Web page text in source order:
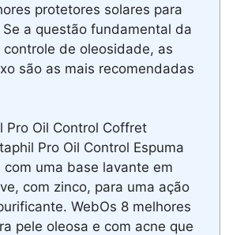
protetores solares para
Se a questão fundamental da
controle de oleosidade, as
são as mais recomendadas
Pro Oil Control Coffret
Pro Oil Control Espuma
com uma base lavante em
com zinco, para uma ação
WebOs 8 melhores
pele oleosa e com acne que